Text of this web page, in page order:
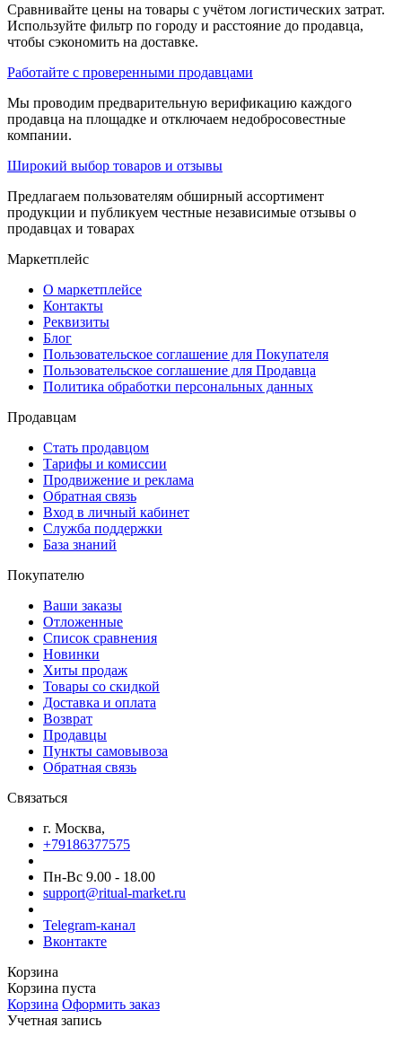
Сравнивайте цены на товары с учётом логистических затрат.
Используйте фильтр по городу и расстояние до продавца,
чтобы сэкономить на доставке.
Работайте с проверенными продавцами
Мы проводим предварительную верификацию каждого
продавца на площадке и отключаем недобросовестные
компании.
Широкий выбор товаров и отзывы
Предлагаем пользователям обширный ассортимент
продукции и публикуем честные независимые отзывы о
продавцах и товарах
Маркетплейс
О маркетплейсе
Контакты
Реквизиты
Блог
Пользовательское соглашение для Покупателя
Пользовательское соглашение для Продавца
Политика обработки персональных данных
Продавцам
Стать продавцом
Тарифы и комиссии
Продвижение и реклама
Обратная связь
Вход в личный кабинет
Служба поддержки
База знаний
Покупателю
Ваши заказы
Отложенные
Список сравнения
Новинки
Хиты продаж
Товары со скидкой
Доставка и оплата
Возврат
Продавцы
Пункты самовывоза
Обратная связь
Связаться
г. Москва,
+79186377575
Пн-Вс 9.00 - 18.00
support@ritual-market.ru
Telegram-канал
Вконтакте
Корзина
Корзина пуста
Корзина Оформить заказ
Учетная запись